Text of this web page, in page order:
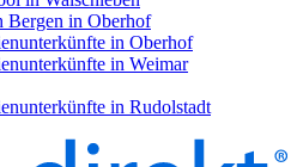
Bergen in Oberhof
in Oberhof
in Weimar
in Rudolstadt